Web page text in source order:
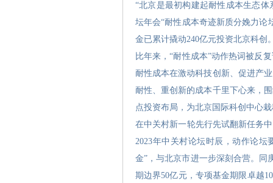
“北京是最初构建起耐性成本生态
坛年会“耐性成本奇迹新质分娩力论
金已累计撬动240亿元投资北京科创
比年来，“耐性成本”动作热词被反
耐性成本在激动科技创新、促进产
耐性、重创新的成本千里下心来，
点投资布局，为北京国际科创中心
在中关村新一轮先行先试翻新任务
2023年中关村论坛时辰，动作论
金”，与北京市进一步深刻合营。同
期边界50亿元，专项基金期限卓越